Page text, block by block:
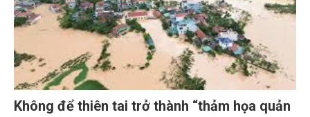
Không để thiên tai trở thành “thảm họa quản